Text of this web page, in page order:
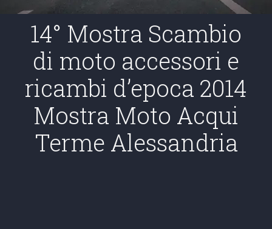
14° Mostra Scambio
di moto accessori e
ricambi d’epoca 2014
Mostra Moto Acqui
Terme Alessandria